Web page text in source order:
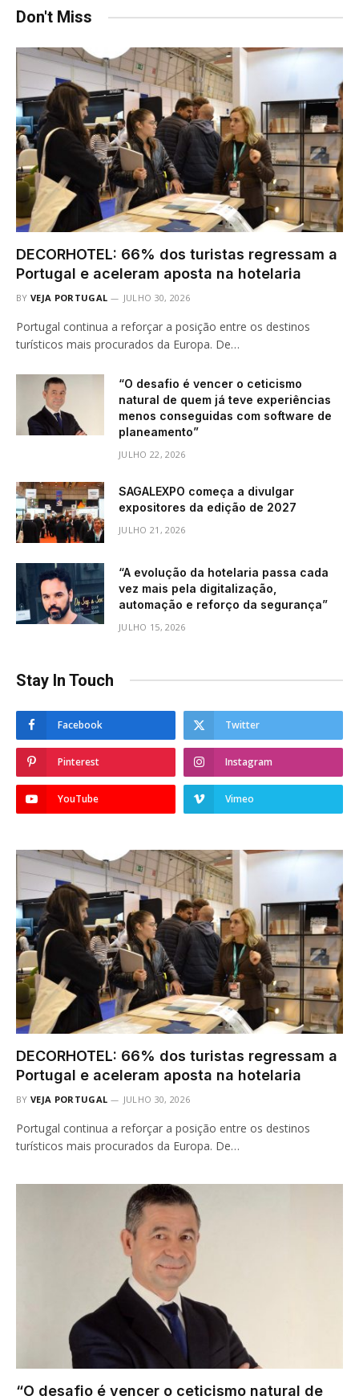
Don't Miss
DECORHOTEL: 66% dos turistas regressam a
Portugal e aceleram aposta na hotelaria
BY VEJA PORTUGAL JULHO 30, 2026
Portugal continua a reforçar a posição entre os destinos
turísticos mais procurados da Europa. De…
“O desafio é vencer o ceticismo
natural de quem já teve experiências
menos conseguidas com software de
planeamento”
JULHO 22, 2026
SAGALEXPO começa a divulgar
expositores da edição de 2027
JULHO 21, 2026
“A evolução da hotelaria passa cada
vez mais pela digitalização,
automação e reforço da segurança”
JULHO 15, 2026
Stay In Touch
Facebook Twitter
Pinterest Instagram
YouTube Vimeo
DECORHOTEL: 66% dos turistas regressam a
Portugal e aceleram aposta na hotelaria
BY VEJA PORTUGAL JULHO 30, 2026
Portugal continua a reforçar a posição entre os destinos
turísticos mais procurados da Europa. De…
“O desafio é vencer o ceticismo natural de